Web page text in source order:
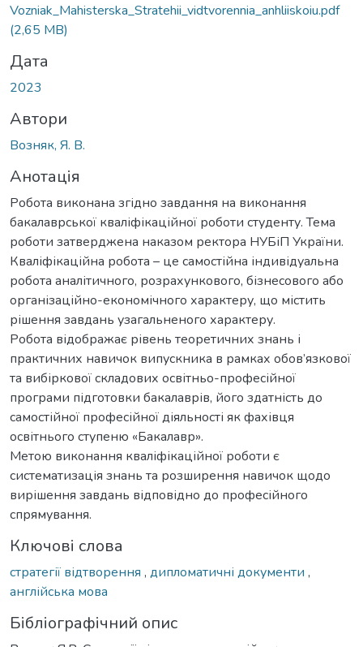
Vozniak_Mahisterska_Stratehii_vidtvorennia_anhliiskoiu.pdf
(2,65 MB)
Дата
2023
Автори
Возняк, Я. В.
Анотація
Робота виконана згідно завдання на виконання
бакалаврської кваліфікаційної роботи студенту. Тема
роботи затверджена наказом ректора НУБіП України.
Кваліфікаційна робота – це самостійна індивідуальна
робота аналітичного, розрахункового, бізнесового або
організаційно-економічного характеру, що містить
рішення завдань узагальненого характеру.
Робота відображає рівень теоретичних знань і
практичних навичок випускника в рамках обов’язкової
та вибіркової складових освітньо-професійної
програми підготовки бакалаврів, його здатність до
самостійної професійної діяльності як фахівця
освітнього ступеню «Бакалавр».
Метою виконання кваліфікаційної роботи є
систематизація знань та розширення навичок щодо
вирішення завдань відповідно до професійного
спрямування.
Ключові слова
стратегії відтворення , дипломатичні документи ,
англійська мова
Бібліографічний опис